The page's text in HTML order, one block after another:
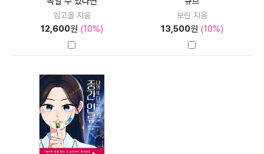
임고을 지음
12,600원 (10%)
보린 지음
13,500원 (10%)